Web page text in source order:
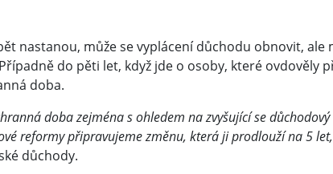
nastanou, může se vyplácení důchodu obnovit, ale
do pěti let, když jde o osoby, které ovdověly
doba.
doba zejména s ohledem na zvyšující se důchodový
reformy připravujeme změnu, která ji prodlouží na 5
důchody.